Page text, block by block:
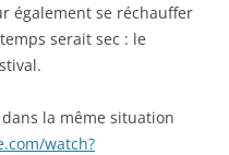
également se réchauffer
serait sec : le
la même situation
watch?